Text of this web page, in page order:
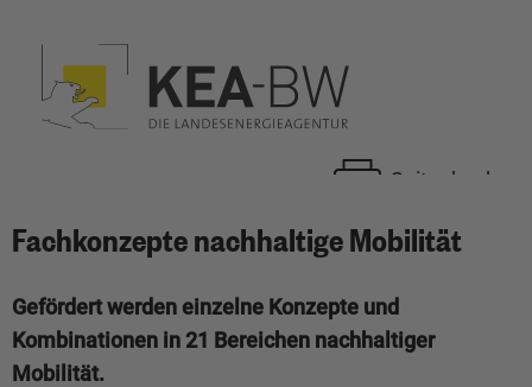
Seite drucken
Fachkonzepte nachhaltige Mobilität
Gefördert werden einzelne Konzepte und
Kombinationen in 21 Bereichen nachhaltiger
Mobilität.